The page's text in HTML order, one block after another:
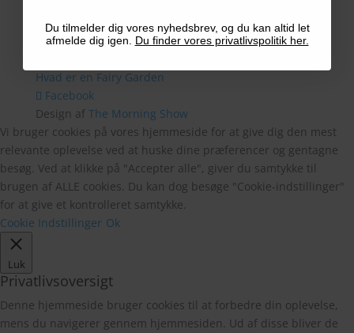
Hvad er en Fairy Garden
Facebook
Design af The Morning Show
Vi bruger cookies på vores hjemmeside for at give dig den mest
relevante oplevelse ved at huske dine præferencer og gentagne
besøg. Ved at klikke på "Accepter alle", giver du samtykke til
brugen af ALLE cookies. Du kan dog besøge "Cookie-indstillinger"
for at give et kontrolleret samtykke.
Cookie Indstillinger Ok
Luk
Privatlivsoversigt
Denne hjemmeside bruger cookies til at forbedre din oplevelse,
mens du navigerer gennem hjemmesiden. Ud af disse bliver de
Du tilmelder dig vores nyhedsbrev, og du kan altid let
afmelde dig igen. Du finder vores privatlivspolitik her.